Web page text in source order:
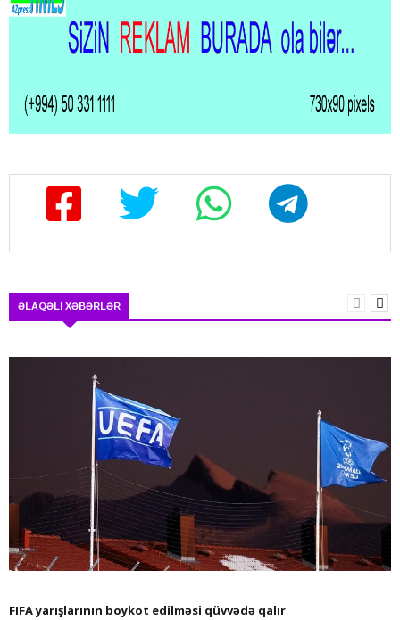
ƏLAQƏLI XƏBƏRLƏR
FIFA yarışlarının boykot edilməsi qüvvədə qalır